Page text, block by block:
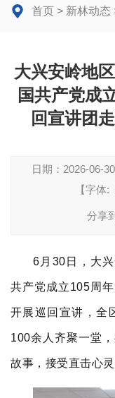
首页 > 新林动态
大兴安岭地
国共产党成
回宣讲团
日期： 2026-06-
【字体:
分享
6月30日，大
共产党成立105周
开展巡回宣讲，全
100余人齐聚一堂
故事，接受直击心灵